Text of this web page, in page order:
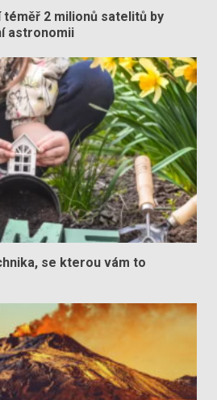
téměř 2 milionů satelitů by
astronomii
se kterou vám to